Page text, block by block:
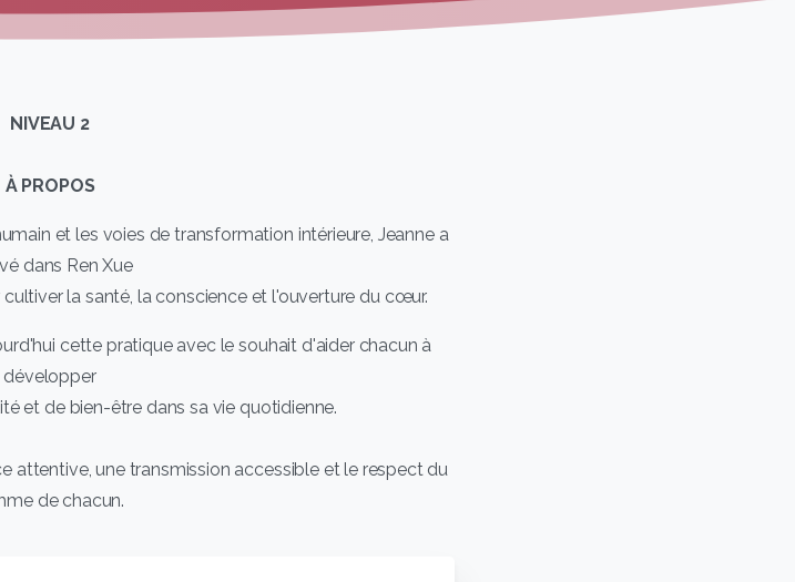
NIVEAU 2
À PROPOS
et les voies de transformation intérieure, Jeanne a
dans Ren Xue
la santé, la conscience et l'ouverture du cœur.
cette pratique avec le souhait d'aider chacun à
développer
et de bien-être dans sa vie quotidienne.
attentive, une transmission accessible et le respect du
de chacun.